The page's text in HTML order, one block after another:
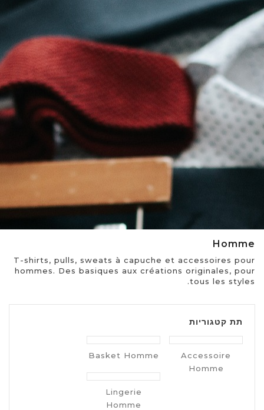
Homme
T-shirts, pulls, sweats à capuche et accessoires pour
hommes. Des basiques aux créations originales, pour
tous les styles.
תת קטגוריות
Accessoire
Homme
Basket Homme
Lingerie
Homme